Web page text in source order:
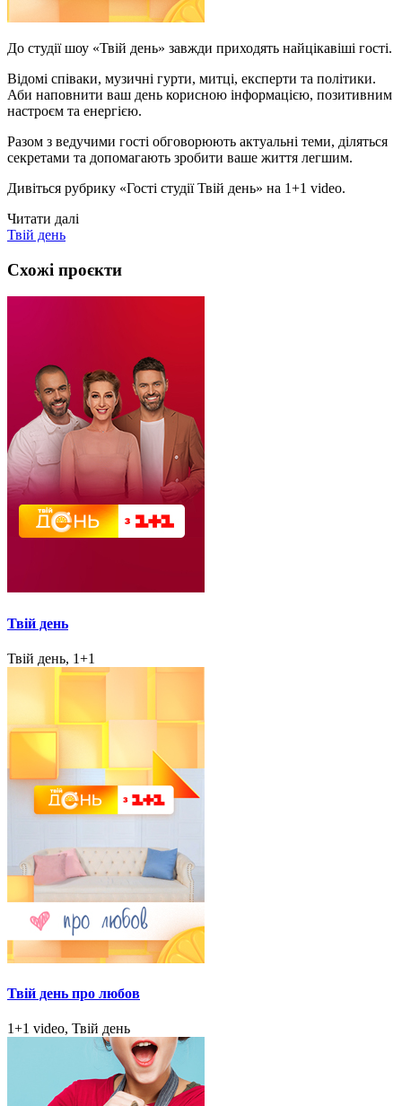
До студії шоу «Твій день» завжди приходять найцікавіші гості.
Відомі співаки, музичні гурти, митці, експерти та політики.
Аби наповнити ваш день корисною інформацією, позитивним
настроєм та енергією.
Разом з ведучими гості обговорюють актуальні теми, діляться
секретами та допомагають зробити ваше життя легшим.
Дивіться рубрику «Гості студії Твій день» на 1+1 video.
Читати далі
Твій день
Схожі проєкти
Твій день
Твій день, 1+1
Твій день про любов
1+1 video, Твій день